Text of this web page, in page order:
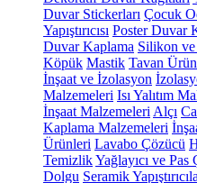
Duvar Stickerları Çocuk
Yapıştırıcısı Poster Duvar
Duvar Kaplama Silikon
Köpük Mastik Tavan
İnşaat ve İzolasyon
Malzemeleri Isı Yalıtım
İnşaat Malzemeleri Alçı
Kaplama Malzemeleri
Ürünleri Lavabo Çözücü
TemizlikYağlayıcı ve Pas
Dolgu Seramik